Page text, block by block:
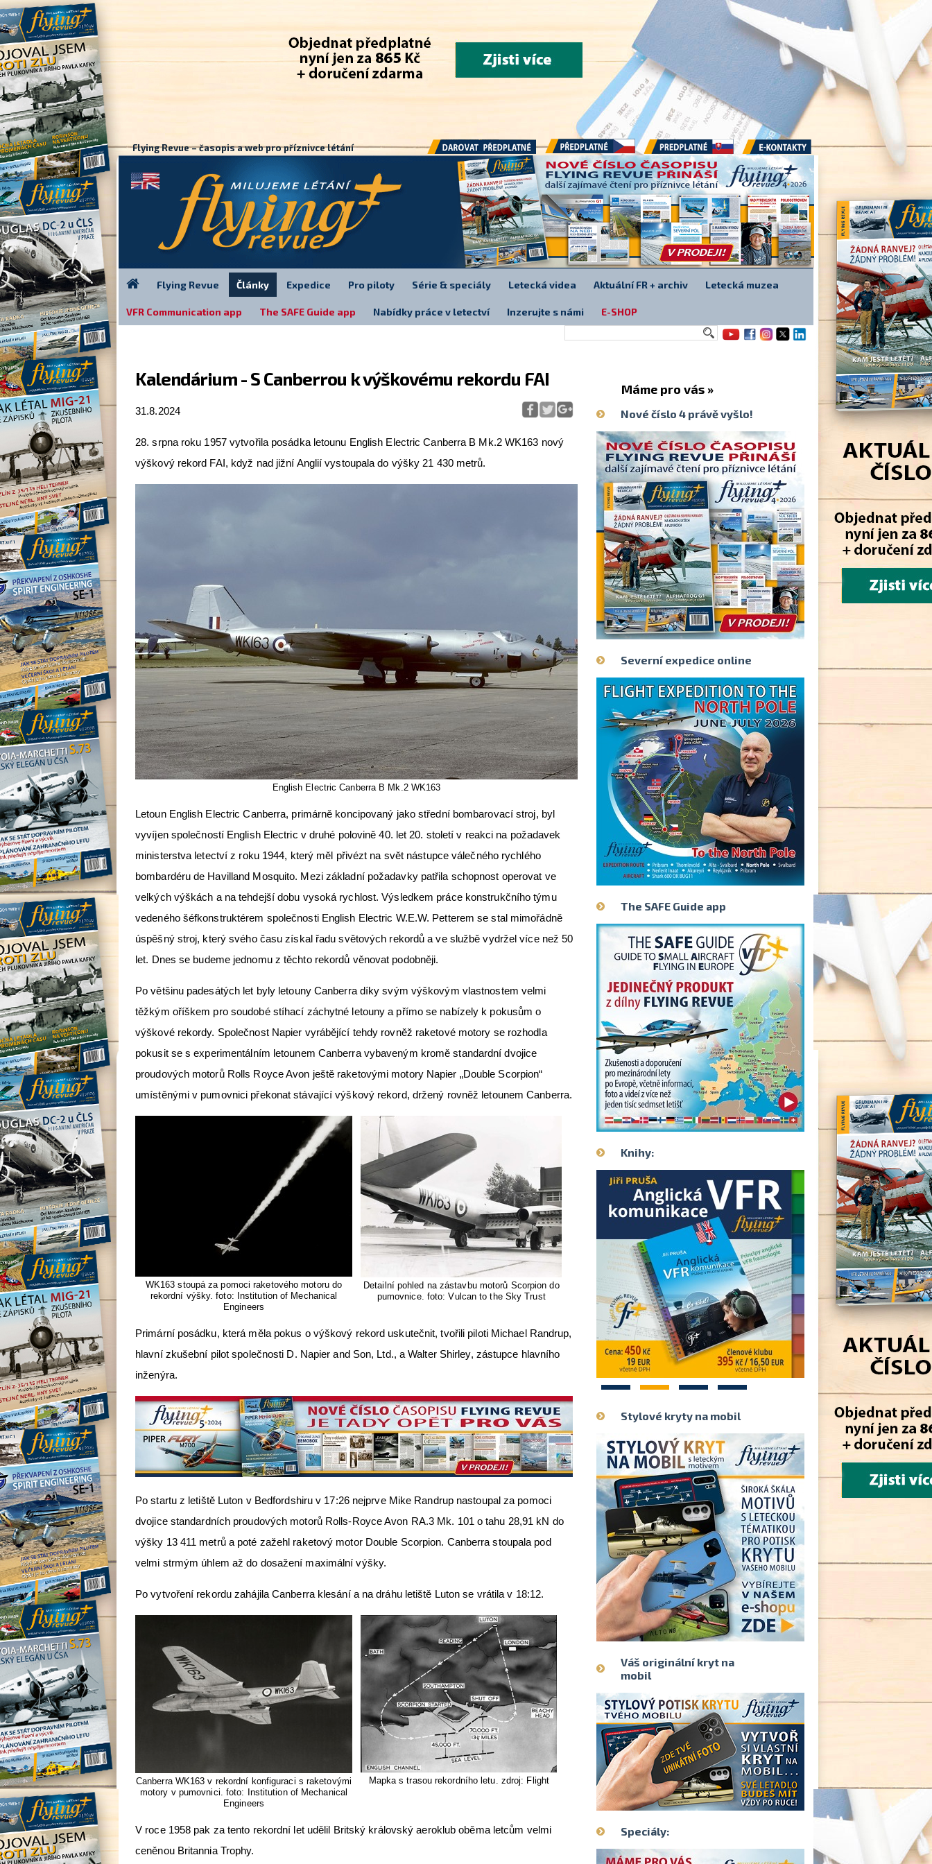
Kalendárium - S Canberrou k výškovému rekordu FAI
31.8.2024
28. srpna roku 1957 vytvořila posádka letounu English Electric Canberra B Mk.2 WK163 nový
výškový rekord FAI, když nad jižní Anglií vystoupala do výšky 21 430 metrů.
English Electric Canberra B Mk.2 WK163
Letoun English Electric Canberra, primárně koncipovaný jako střední bombarovací stroj, byl
vyvíjen společností English Electric v druhé polovině 40. let 20. století v reakci na požadavek
ministerstva letectví z roku 1944, který měl přivézt na svět nástupce válečného rychlého
bombardéru de Havilland Mosquito. Mezi základní požadavky patřila schopnost operovat ve
velkých výškách a na tehdejší dobu vysoká rychlost. Výsledkem práce konstrukčního týmu
vedeného šéfkonstruktérem společnosti English Electric W.E.W. Petterem se stal mimořádně
úspěšný stroj, který svého času získal řadu světových rekordů a ve službě vydržel více než 50
let. Dnes se budeme jednomu z těchto rekordů věnovat podobněji.
Po většinu padesátých let byly letouny Canberra díky svým výškovým vlastnostem velmi
těžkým oříškem pro soudobé stíhací záchytné letouny a přímo se nabízely k pokusům o
výškové rekordy. Společnost Napier vyrábějící tehdy rovněž raketové motory se rozhodla
pokusit se s experimentálním letounem Canberra vybaveným kromě standardní dvojice
proudových motorů Rolls Royce Avon ještě raketovými motory Napier „Double Scorpion“
umístěnými v pumovnici překonat stávající výškový rekord, držený rovněž letounem Canberra.
WK163 stoupá za pomoci raketového motoru do
rekordní výšky. foto: Institution of Mechanical
Engineers
Detailní pohled na zástavbu motorů Scorpion do
pumovnice. foto: Vulcan to the Sky Trust
Primární posádku, která měla pokus o výškový rekord uskutečnit, tvořili piloti Michael Randrup,
hlavní zkušební pilot společnosti D. Napier and Son, Ltd., a Walter Shirley, zástupce hlavního
inženýra.
Po startu z letiště Luton v Bedfordshiru v 17:26 nejprve Mike Randrup nastoupal za pomoci
dvojice standardních proudových motorů Rolls-Royce Avon RA.3 Mk. 101 o tahu 28,91 kN do
výšky 13 411 metrů a poté zažehl raketový motor Double Scorpion. Canberra stoupala pod
velmi strmým úhlem až do dosažení maximální výšky.
Po vytvoření rekordu zahájila Canberra klesání a na dráhu letiště Luton se vrátila v 18:12.
Canberra WK163 v rekordní konfiguraci s raketovými
motory v pumovnici. foto: Institution of Mechanical
Engineers
Mapka s trasou rekordního letu. zdroj: Flight
V roce 1958 pak za tento rekordní let udělil Britský královský aeroklub oběma letcům velmi
ceněnou Britannia Trophy.
Máme pro vás »
Nové číslo 4 právě vyšlo!
Severní expedice online
The SAFE Guide app
Knihy:
1 2 3 4
Stylové kryty na mobil
Váš originální kryt na
mobil
Speciály:
Flying Revue – časopis a web pro příznivce létání
Darovat předplatné Předplatné Předplatné E-kontakty
Flying Revue Články Expedice Pro piloty Série & speciály Letecká videa Aktuální FR + archiv Letecká muzea
VFR Communication app The SAFE Guide app Nabídky práce v letectví Inzerujte s námi E-SHOP